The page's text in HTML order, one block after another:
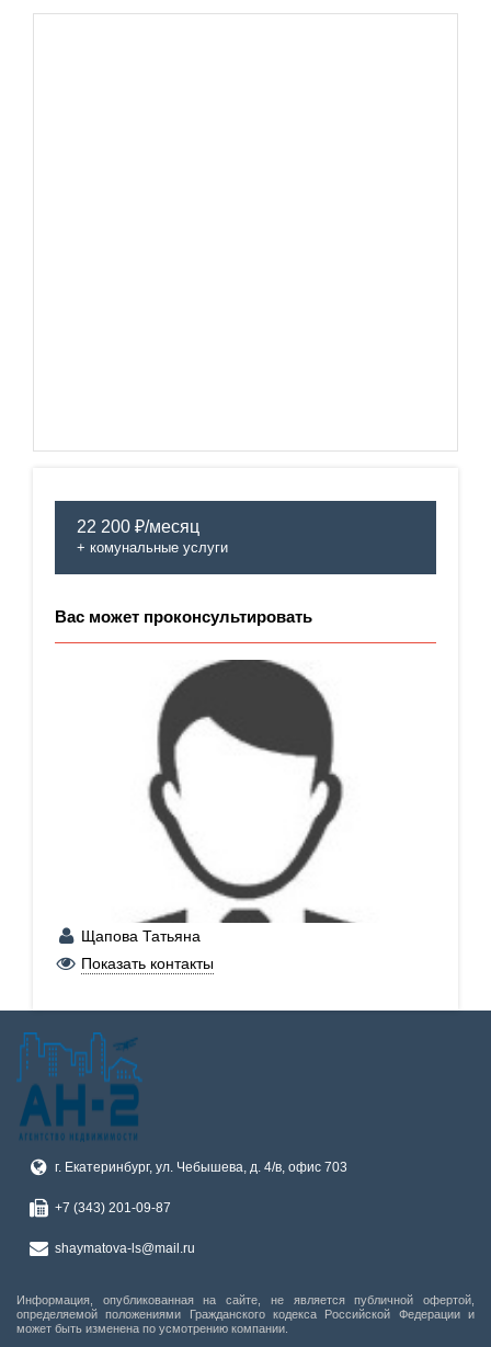
22 200 ₽/месяц
+ комунальные услуги
Вас может проконсультировать
Щапова Татьяна
+7 (902) 265-64-63
Показать контакты
г. Екатеринбург, ул. Чебышева, д. 4/в, офис 703
+7 (343) 201-09-87
shaymatova-ls@mail.ru
Информация, опубликованная на сайте, не является публичной офертой,
определяемой положениями Гражданского кодекса Российской Федерации и
может быть изменена по усмотрению компании.